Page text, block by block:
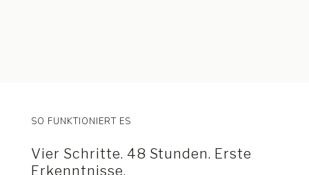
SO FUNKTIONIERT ES
Vier Schritte. 48 Stunden. Erste
Erkenntnisse.